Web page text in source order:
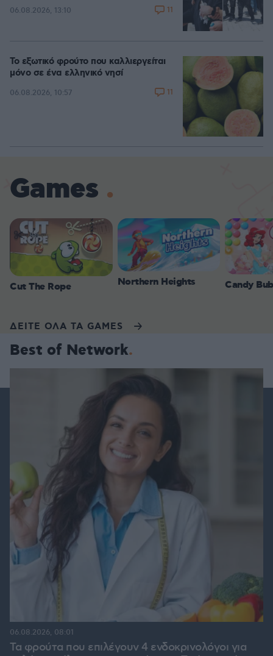
06.08.2026, 13:10 11
Το εξωτικό φρούτο που καλλιεργείται
μόνο σε ένα ελληνικό νησί
06.08.2026, 10:57 11
Games
Cut The Rope Northern Heights Candy
ΔΕΙΤΕ ΟΛΑ ΤΑ GAMES
Best of Network
Τα φρούτα που επιλέγουν 4 ενδοκρινολόγοι για
06.08.2026, 08:01